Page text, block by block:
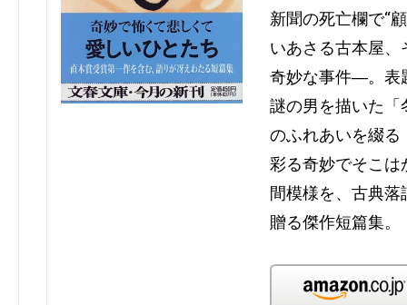
新聞の死亡欄で“
いあさる古本屋
奇妙な事件―。表
謎の男を描いた「
のふれあいを綴る
彩る奇妙でそこは
間模様を、古典
贈る傑作短篇集。